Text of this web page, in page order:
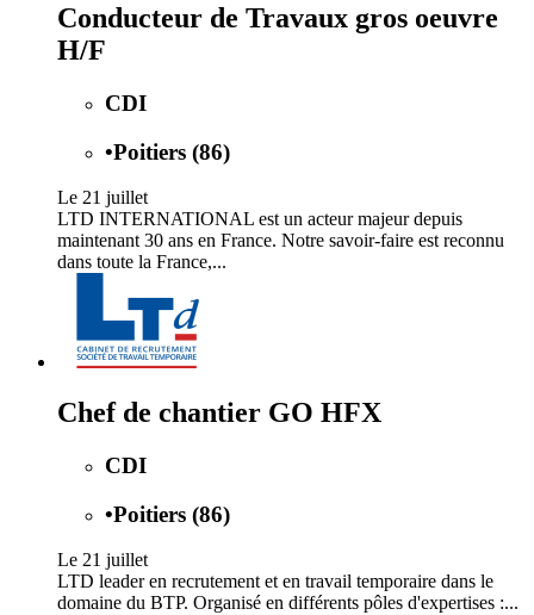
Conducteur de Travaux gros oeuvre
H/F
CDI
•Poitiers (86)
Le 21 juillet
LTD INTERNATIONAL est un acteur majeur depuis
maintenant 30 ans en France. Notre savoir-faire est reconnu
dans toute la France,...
Chef de chantier GO HFX
CDI
•Poitiers (86)
Le 21 juillet
LTD leader en recrutement et en travail temporaire dans le
domaine du BTP. Organisé en différents pôles d'expertises :...